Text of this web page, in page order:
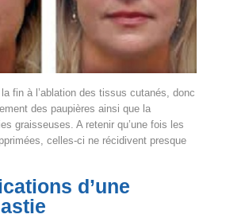
la fin à l’ablation des tissus cutanés, donc
des paupières ainsi que la
graisseuses. A retenir qu’une fois les
celles-ci ne récidivent presque
d’une